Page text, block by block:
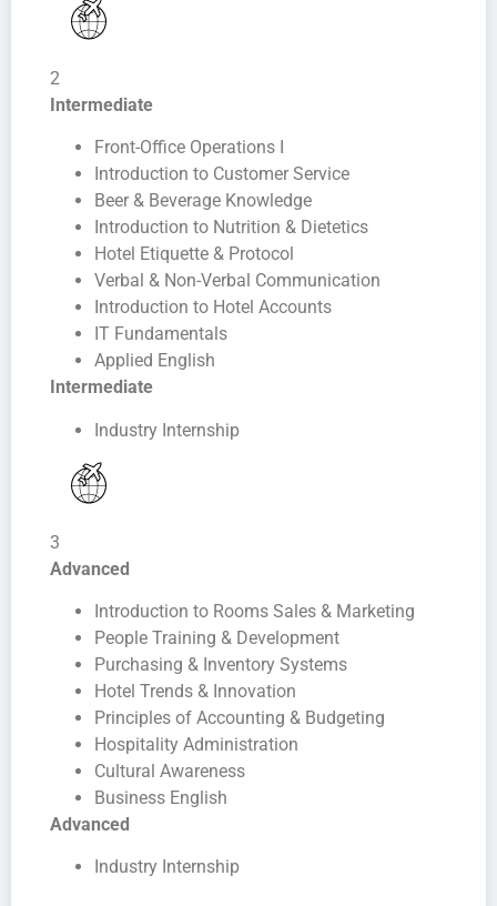
2
Intermediate
Front-Office Operations I
Introduction to Customer Service
Beer & Beverage Knowledge
Introduction to Nutrition & Dietetics
Hotel Etiquette & Protocol
Verbal & Non-Verbal Communication
Introduction to Hotel Accounts
IT Fundamentals
Applied English
Intermediate
Industry Internship
3
Advanced
Introduction to Rooms Sales & Marketing
People Training & Development
Purchasing & Inventory Systems
Hotel Trends & Innovation
Principles of Accounting & Budgeting
Hospitality Administration
Cultural Awareness
Business English
Advanced
Industry Internship